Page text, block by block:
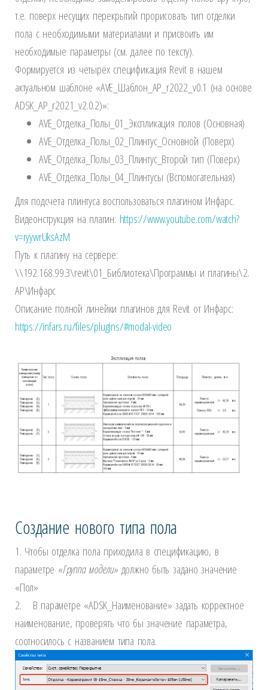
т.е. поверх несущих перекрытий прорисовать тип отделки
пола с необходимыми материалами и присвоить им
необходимые параметры (см. далее по тексту).
Формируется из четырёх спецификация Revit в нашем
актуальном шаблоне «AVE_Шаблон_АР_r2022_v0.1 (на основе
ADSK_АР_r2021_v2.0.2)»:
AVE_Отделка_Полы_01_Экспликация полов (Основная)
AVE_Отделка_Полы_02_Плинтус_Основной (Поверх)
AVE_Отделка_Полы_03_Плинтус_Второй тип (Поверх)
AVE_Отделка_Полы_04_Плинтусы (Вспомогательная)
Для подсчета плинтуса воспользоваться плагином Инфарс.
Видеонструкция на плагин: https://www.youtube.com/watch?
v=ryywrUksAzM
Путь к плагину на сервере:
\\192.168.99.3\revit\01_Библиотека\Программы и плагины\2.
АР\Инфарс
Описание полной линейки плагинов для Revit от Инфарс:
https://infars.ru/files/plugins/#modal-video
Создание нового типа пола
1. Чтобы отделка пола приходила в спецификацию, в
параметре «Группа модели»должно быть задано значение
«Пол»
2. В параметре «ADSK_Наименование» задать корректное
наименование, проверять что бы значение параметра,
соотносилось с названием типа пола.